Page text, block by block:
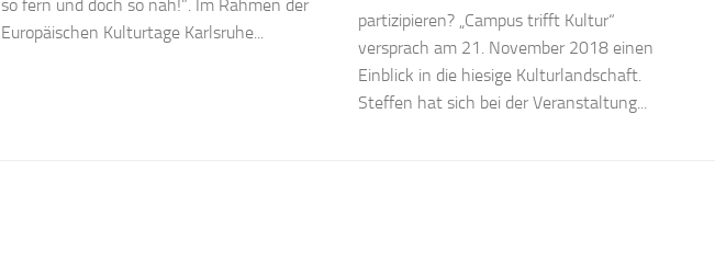
so fern und doch so nah!”. Im Rahmen der
Europäischen Kulturtage Karlsruhe...
partizipieren? „Campus trifft Kultur“
versprach am 21. November 2018 einen
Einblick in die hiesige Kulturlandschaft.
Steffen hat sich bei der Veranstaltung...